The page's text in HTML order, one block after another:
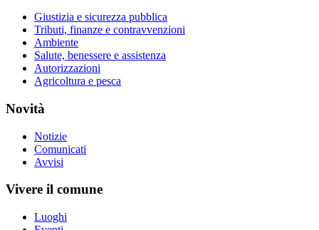
Giustizia e sicurezza pubblica
Tributi, finanze e contravvenzioni
Ambiente
Salute, benessere e assistenza
Autorizzazioni
Agricoltura e pesca
Novità
Notizie
Comunicati
Avvisi
Vivere il comune
Luoghi